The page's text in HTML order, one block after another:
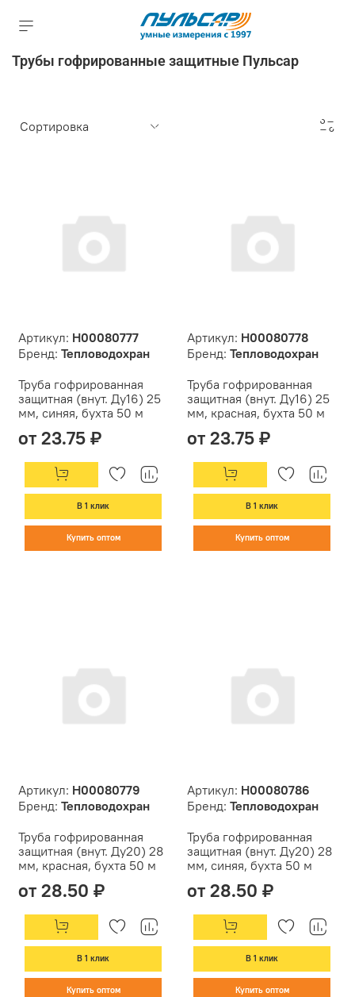
Трубы гофрированные защитные Пульсар
Артикул: Н00080777
Бренд: Тепловодохран
Труба гофрированная
защитная (внут. Ду16) 25
мм, синяя, бухта 50 м
от 23.75 ₽
В 1 клик
Купить оптом
Артикул: Н00080778
Бренд: Тепловодохран
Труба гофрированная
защитная (внут. Ду16) 25
мм, красная, бухта 50 м
от 23.75 ₽
В 1 клик
Купить оптом
Артикул: Н00080779
Бренд: Тепловодохран
Труба гофрированная
защитная (внут. Ду20) 28
мм, красная, бухта 50 м
от 28.50 ₽
В 1 клик
Купить оптом
Артикул: Н00080786
Бренд: Тепловодохран
Труба гофрированная
защитная (внут. Ду20) 28
мм, синяя, бухта 50 м
от 28.50 ₽
В 1 клик
Купить оптом